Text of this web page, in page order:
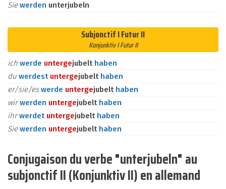
Siewerden unterjubeln
Subjonctif I Futur II
Konjunktiv I Futur II
ich werde untergejubelt haben
du werdest untergejubelt haben
er/sie/eswerde untergejubelt haben
wirwerden untergejubelt haben
ihrwerdet untergejubelt haben
Siewerden untergejubelt haben
Conjugaison du verbe "unterjubeln" au
subjonctif II (Konjunktiv II) en allemand